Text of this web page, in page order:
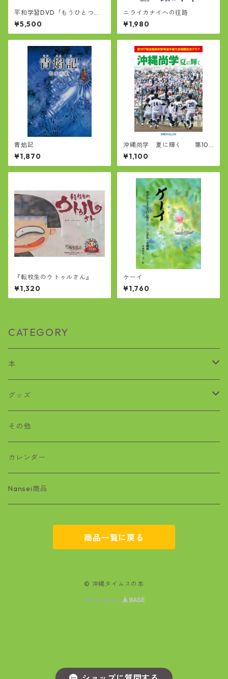
平和学習DVD「もうひとつの
沖縄戦記」
¥5,500
ニライカナイへの往路
¥1,980
青焰記
¥1,870
沖縄尚学 夏に輝く 第107
回全国高校野球選手権大会優
勝記念グラフ
¥1,100
『転校生のウトゥルさん』
¥1,320
ケーイ
¥1,760
CATEGORY
本
歴史
沖縄戦
絵本
基地問題
グッズ
おばぁタイムス
ワラビー
その他
カレンダー
Nansei商品
商品一覧に戻る
© 沖縄タイムスの本
Powered by